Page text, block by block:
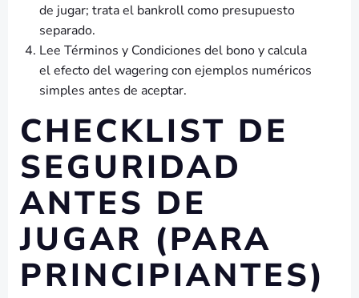
de jugar; trata el bankroll como presupuesto
separado.
Lee Términos y Condiciones del bono y calcula
el efecto del wagering con ejemplos numéricos
simples antes de aceptar.
CHECKLIST DE
SEGURIDAD
ANTES DE
JUGAR (PARA
PRINCIPIANTES)